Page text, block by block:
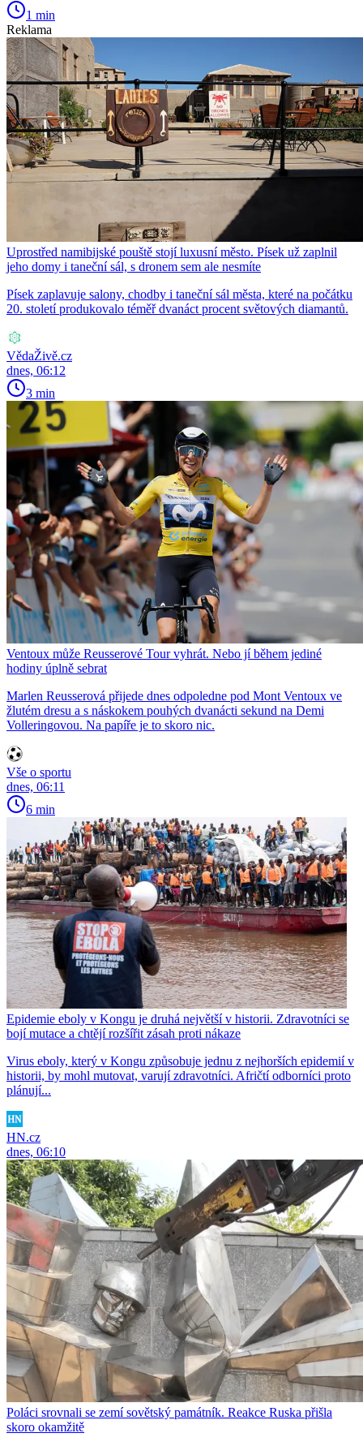
1 min
Reklama
Uprostřed namibijské pouště stojí luxusní město. Písek už zaplnil
jeho domy i taneční sál, s dronem sem ale nesmíte
Písek zaplavuje salony, chodby i taneční sál města, které na počátku
20. století produkovalo téměř dvanáct procent světových diamantů.
VědaŽivě.cz
dnes, 06:12
3 min
Ventoux může Reusserové Tour vyhrát. Nebo jí během jediné
hodiny úplně sebrat
Marlen Reusserová přijede dnes odpoledne pod Mont Ventoux ve
žlutém dresu a s náskokem pouhých dvanácti sekund na Demi
Volleringovou. Na papíře je to skoro nic.
Vše o sportu
dnes, 06:11
6 min
Epidemie eboly v Kongu je druhá největší v historii. Zdravotníci se
bojí mutace a chtějí rozšířit zásah proti nákaze
Virus eboly, který v Kongu způsobuje jednu z nejhorších epidemií v
historii, by mohl mutovat, varují zdravotníci. Afričtí odborníci proto
plánují...
HN.cz
dnes, 06:10
Poláci srovnali se zemí sovětský památník. Reakce Ruska přišla
skoro okamžitě